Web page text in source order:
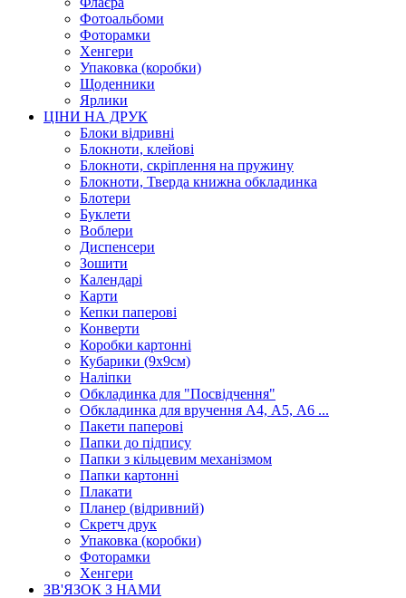
Фотоальбоми
Фоторамки
Хенгери
Упаковка (коробки)
Щоденники
Ярлики
ЦІНИ НА ДРУК
Блоки відривні
Блокноти, клейові
Блокноти, скріплення на пружину
Блокноти, Тверда книжна обкладинка
Блотери
Буклети
Воблери
Диспенсери
Зошити
Календарі
Карти
Кепки паперові
Конверти
Коробки картонні
Кубарики (9х9см)
Наліпки
Обкладинка для "Посвідчення"
Обкладинка для вручення А4, А5, А6 ...
Пакети паперові
Папки до підпису
Папки з кільцевим механізмом
Папки картонні
Плакати
Планер (відривний)
Скретч друк
Упаковка (коробки)
Фоторамки
Хенгери
ЗВ'ЯЗОК З НАМИ